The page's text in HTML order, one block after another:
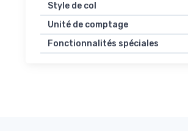
Style de col
Unité de comptage
Fonctionnalités spéciales